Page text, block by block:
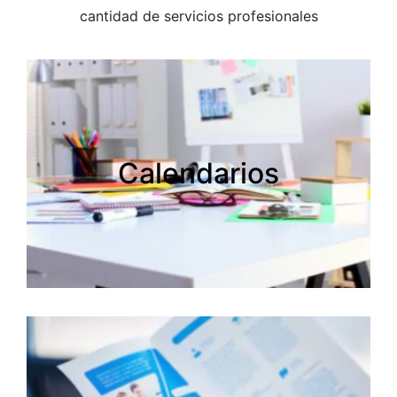
cantidad de servicios profesionales
Calendarios
Calendarios
Creamos tus calendarios personalizados